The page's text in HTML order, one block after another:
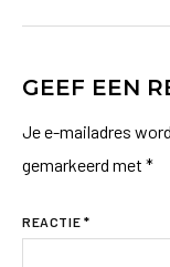
GEEF EEN
Je e-mailadres
gemarkeerd met *
REACTIE *